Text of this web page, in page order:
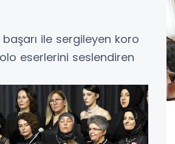
ile sergileyen koro
eserlerini seslendiren